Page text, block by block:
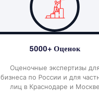
5000+ Оценок
Оценочные экспертизы
бизнеса по России и для
лиц в Краснодаре и Москве